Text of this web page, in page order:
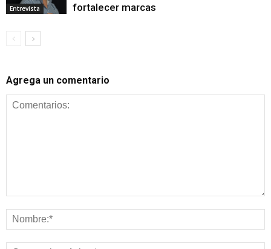
Entrevista
fortalecer marcas
Agrega un comentario